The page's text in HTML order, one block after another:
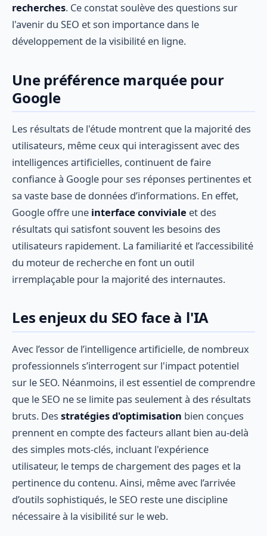
recherches. Ce constat soulève des questions sur
l'avenir du SEO et son importance dans le
développement de la visibilité en ligne.
Une préférence marquée pour
Google
Les résultats de l'étude montrent que la majorité des
utilisateurs, même ceux qui interagissent avec des
intelligences artificielles, continuent de faire
confiance à Google pour ses réponses pertinentes et
sa vaste base de données d’informations. En effet,
Google offre une interface conviviale et des
résultats qui satisfont souvent les besoins des
utilisateurs rapidement. La familiarité et l’accessibilité
du moteur de recherche en font un outil
irremplaçable pour la majorité des internautes.
Les enjeux du SEO face à l'IA
Avec l’essor de l’intelligence artificielle, de nombreux
professionnels s’interrogent sur l'impact potentiel
sur le SEO. Néanmoins, il est essentiel de comprendre
que le SEO ne se limite pas seulement à des résultats
bruts. Des stratégies d'optimisation bien conçues
prennent en compte des facteurs allant bien au-delà
des simples mots-clés, incluant l'expérience
utilisateur, le temps de chargement des pages et la
pertinence du contenu. Ainsi, même avec l’arrivée
d’outils sophistiqués, le SEO reste une discipline
nécessaire à la visibilité sur le web.